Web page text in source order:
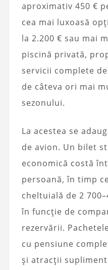
aproximativ 450 €
cea mai luxoasă
la 2.200 € sau mai
piscină privată,
servicii complete
de câteva ori mai
sezonului.
La acestea se
de avion. Un bilet
economică costă
persoană, în timp
cheltuială de 2
în funcție de
rezervării.
cu pensiune
și atracții